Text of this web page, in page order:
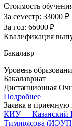
Стоимость
За семестр: 33000 ₽
За год: 66000 ₽
Квалификация
Бакалавр
Уровень
Бакалавриат
Дистанционная
Подробнее
Заявка в приёмную
КИУ — Казанский
Тимирясова